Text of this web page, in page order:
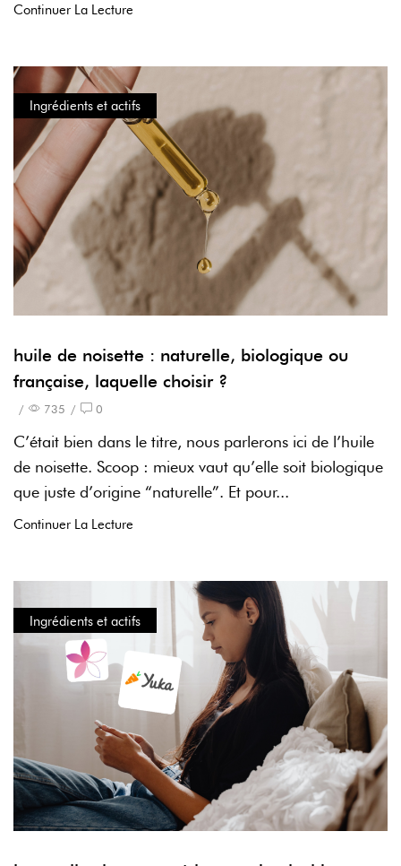
Continuer La Lecture
Ingrédients et actifs
huile de noisette : naturelle, biologique ou
française, laquelle choisir ?
/ 735 / 0
C’était bien dans le titre, nous parlerons ici de l’huile
de noisette. Scoop : mieux vaut qu’elle soit biologique
que juste d’origine “naturelle”. Et pour...
Continuer La Lecture
Ingrédients et actifs